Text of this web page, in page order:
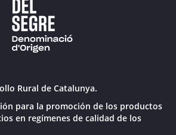
Rural de Catalunya.
para la promoción de los productos
en regímenes de calidad de los